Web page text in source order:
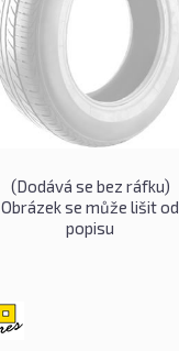
(Dodává se bez ráfku)
Obrázek se může lišit od
popisu